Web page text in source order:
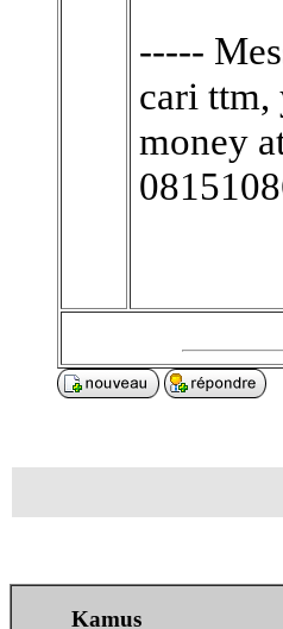
-----
cari ttm,
money
Kamus